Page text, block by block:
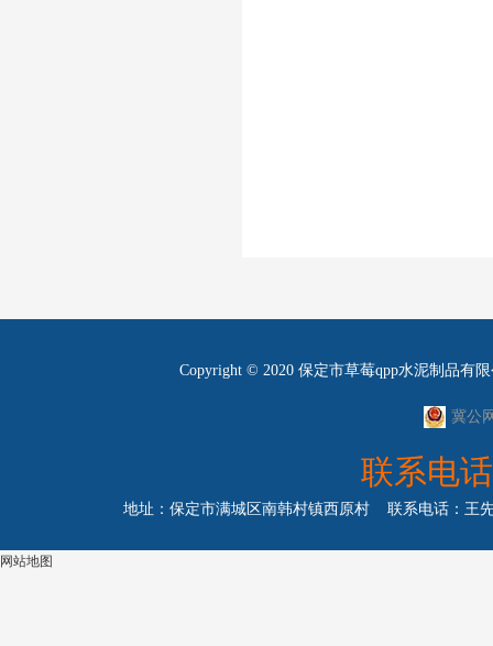
Copyright © 2020 保定市草莓qpp水泥制品有
冀公
联系电话
地址：保定市满城区南韩村镇西原村 联系电话
网站地图